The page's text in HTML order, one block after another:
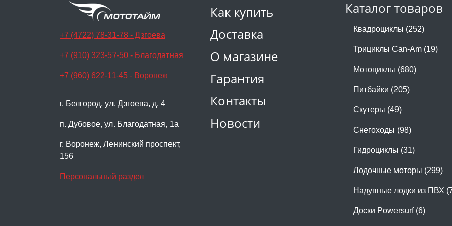
Как купить
Доставка
О магазине
Гарантия
Контакты
Новости
Каталог товаров
Квадроциклы (252)
Трициклы Can-Am (19)
Мотоциклы (680)
Питбайки (205)
Скутеры (49)
Снегоходы (98)
Гидроциклы (31)
Лодочные моторы (299)
Надувные лодки из ПВХ
Доски Powersurf (6)
+7 (4722) 78-31-78 - Дзгоева
+7 (910) 323-57-50 - Благодатная
+7 (960) 622-11-45 - Воронеж
г. Белгород, ул. Дзгоева, д. 4
п. Дубовое, ул. Благодатная, 1а
г. Воронеж, Ленинский проспект,
156
Персональный раздел